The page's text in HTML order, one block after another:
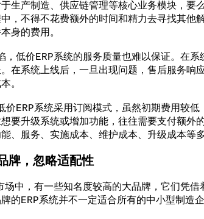
生产制造、供应链管理等核心业务模块，
，不得不花费额外的时间和精力去寻找其
身的费用。
价ERP系统的服务质量也难以保证。在系
在系统上线后，一旦出现问题，售后服务
。
系统采用订阅模式，虽然初期费用较低
要升级系统或增加功能，往往需要支付额外
、服务、实施成本、维护成本、升级成本等
牌，忽略适配性
，有一些知名度较高的大品牌，它们凭借
的ERP系统并不一定适合所有的中小型制造企